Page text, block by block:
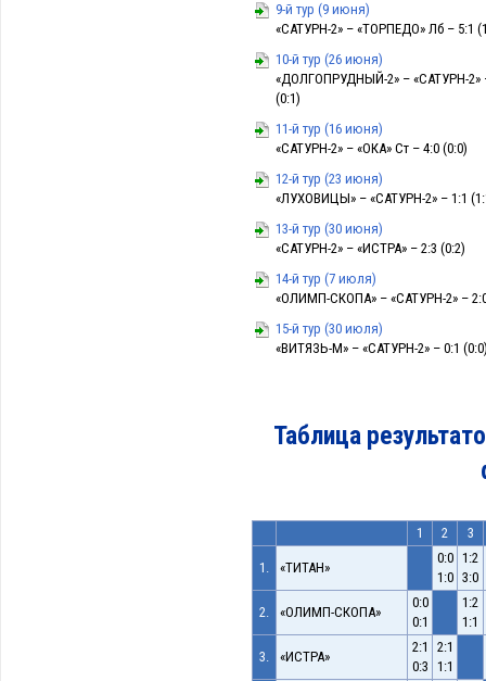
9-й тур (9 июня)
«САТУРН-2» – «ТОРПЕДО» Лб – 5:1
10-й тур (26 июня)
«ДОЛГОПРУДНЫЙ-2» – «САТУРН-2»
(0:1)
11-й тур (16 июня)
«САТУРН-2» – «ОКА» Ст – 4:0 (0:0)
12-й тур (23 июня)
«ЛУХОВИЦЫ» – «САТУРН-2» – 1:1
13-й тур (30 июня)
«САТУРН-2» – «ИСТРА» – 2:3 (0:2)
14-й тур (7 июля)
«ОЛИМП-СКОПА» – «САТУРН-2» –
15-й тур (30 июля)
«ВИТЯЗЬ-М» – «САТУРН-2» – 0:1
Таблица
1 2 3
1. «ТИТАН»
0:0
1:0
1:2
3:0
2. «ОЛИМП-СКОПА»
0:0
0:1
1:2
1:1
3. «ИСТРА»
2:1
0:3
2:1
1:1